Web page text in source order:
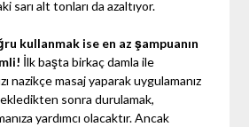
sarı alt tonları da azaltıyor.
kullanmak ise en az şampuanın
İlk başta birkaç damla ile
nazikçe masaj yaparak uygulamanız
sonra durulamak,
yardımcı olacaktır. Ancak